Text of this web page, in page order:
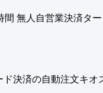
無人自営業決済タ
決済の自動注文キオ